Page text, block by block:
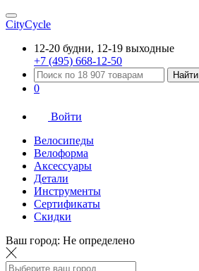
CityCycle
12-20 будни, 12-19 выходные
+7 (495) 668-12-50
Найти
0
Войти
Велосипеды
Велоформа
Аксессуары
Детали
Инструменты
Сертификаты
Скидки
Ваш город: Не определено